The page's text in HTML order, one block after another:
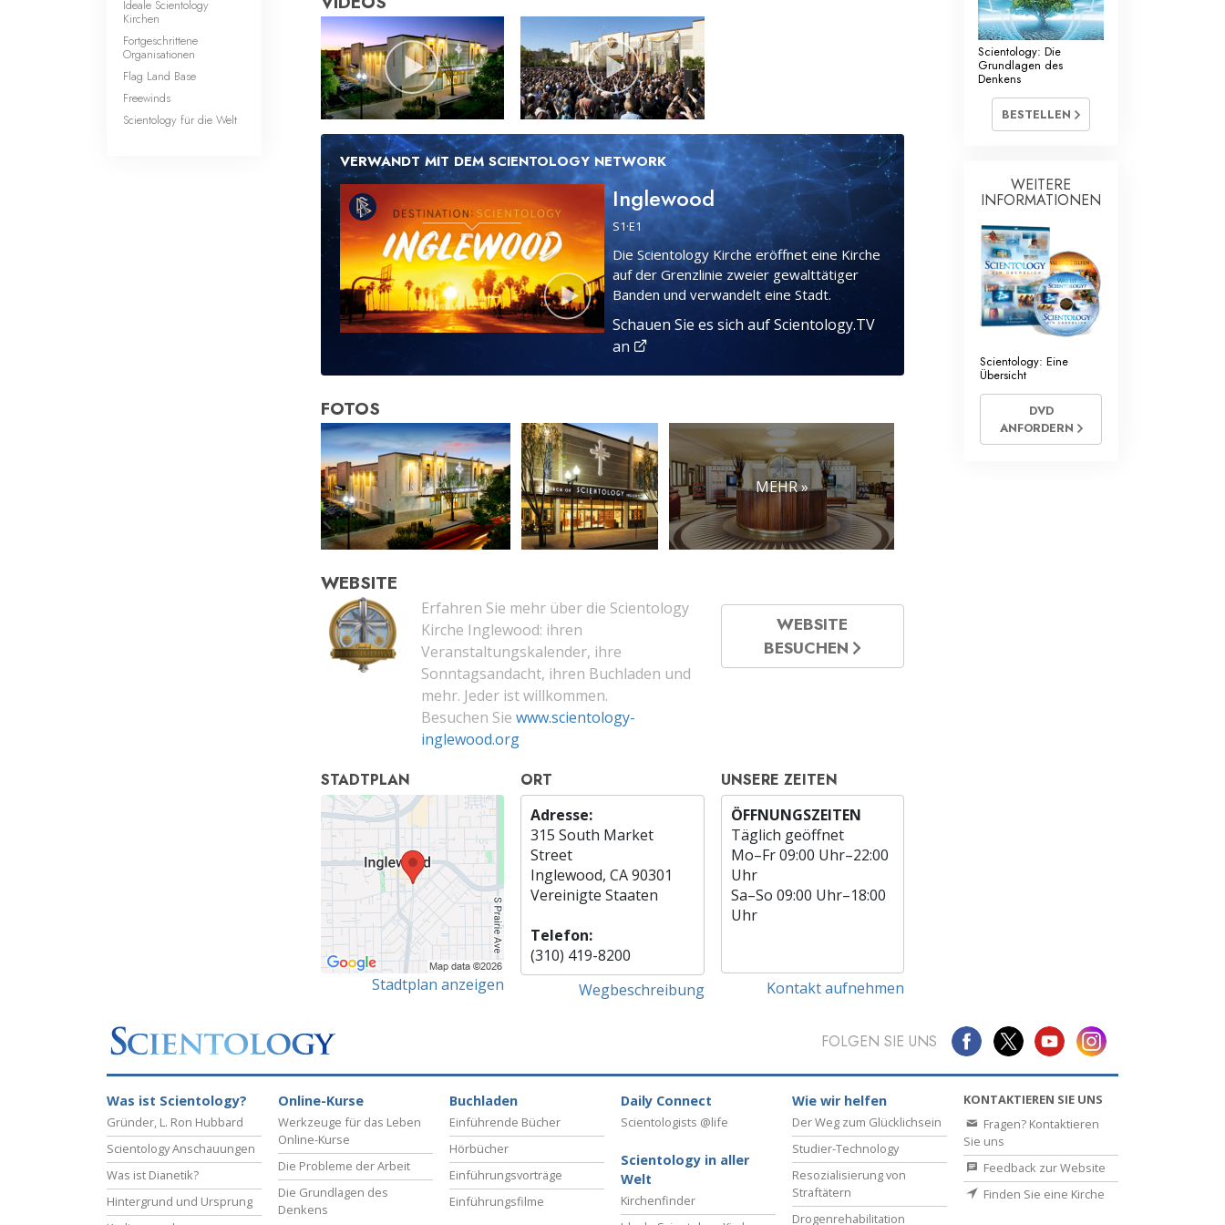
VERWANDT MIT DEM SCIENTOLOGY NETWORK
Inglewood
S1·E1
Die Scientology Kirche eröffnet eine Kirche
auf der Grenzlinie zweier gewalttätiger
Banden und verwandelt eine Stadt.
Schauen Sie es sich auf Scientology.TV
an
FOTOS
MEHR »
WEBSITE
Erfahren Sie mehr über die Scientology
Kirche Inglewood: ihren
Veranstaltungskalender, ihre
Sonntagsandacht, ihren Buchladen und
mehr. Jeder ist willkommen.
Besuchen Sie www.scientology-
inglewood.org
WEBSITE
BESUCHEN
STADTPLAN
Stadtplan anzeigen
ORT
Adresse:
315 South Market
Street
Inglewood, CA 90301
Vereinigte Staaten
Telefon:
(310) 419-8200
Wegbeschreibung
UNSERE ZEITEN
ÖFFNUNGSZEITEN
Täglich geöffnet
Mo–Fr09:00 Uhr–22:00
Uhr
Sa–So 09:00 Uhr–18:00
Uhr
Kontakt aufnehmen
Ideale Scientology
Kirchen
Fortgeschrittene
Organisationen
Flag Land Base
Freewinds
Scientology für die Welt
Scientology: Die
Grundlagen des
Denkens
BESTELLEN
WEITERE
INFORMATIONEN
Scientology: Eine
Übersicht
DVD
ANFORDERN
FOLGEN SIE UNS
Was ist Scientology?
Gründer, L. Ron Hubbard
Scientology Anschauungen
Was ist Dianetik?
Hintergrund und Ursprung
Online-Kurse
Werkzeuge für das Leben
Online-Kurse
Die Probleme der Arbeit
Die Grundlagen des
Denkens
Buchladen
Einführende Bücher
Hörbücher
Einführungsvorträge
Einführungsfilme
Daily Connect
Scientologists @life
Scientology in aller
Welt
Kirchenfinder
Wie wir helfen
Der Weg zum Glücklichsein
Studier-Technology
Resozialisierung von
Straftätern
Drogenrehabilitation
KONTAKTIEREN SIE UNS
Fragen? Kontaktieren
Sie uns
Feedback zur Website
Finden Sie eine Kirche